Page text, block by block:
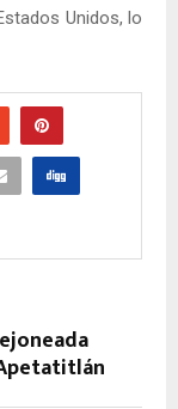
Unidos, lo